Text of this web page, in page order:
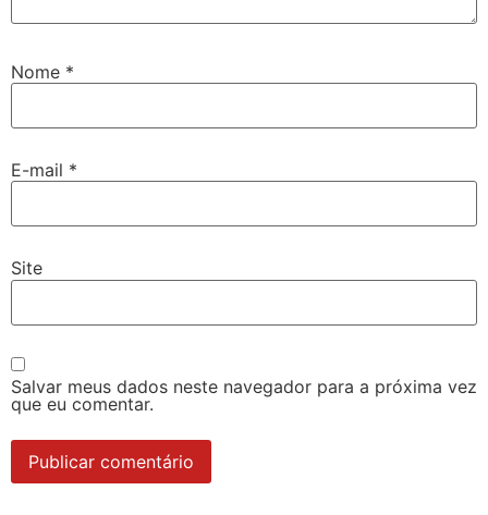
Nome *
E-mail *
Site
Salvar meus dados neste navegador para a próxima vez
que eu comentar.